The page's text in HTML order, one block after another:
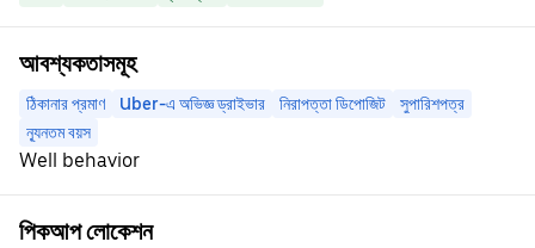
আবশ্যকতাসমূহ
ঠিকানার প্রমাণ Uber-এ অভিজ্ঞ ড্রাইভার নিরাপত্তা ডিপোজিট
সুপারিশপত্র
ন্যূনতম বয়স
Well behavior
পিকআপ লোকেশন